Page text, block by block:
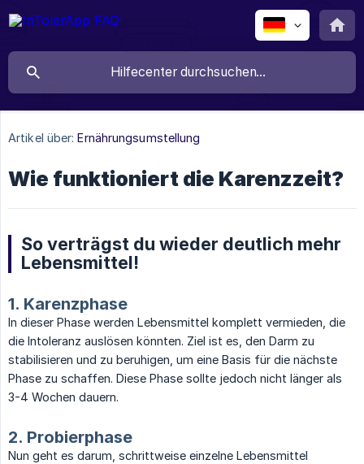
Artikel über: Ernährungsumstellung
Wie funktioniert die Karenzzeit?
So verträgst du wieder deutlich mehr
Lebensmittel!
1. Karenzphase
In dieser Phase werden Lebensmittel komplett vermieden, die
die Intoleranz auslösen könnten. Ziel ist es, den Darm zu
stabilisieren und zu beruhigen, um eine Basis für die nächste
Phase zu schaffen. Diese Phase sollte jedoch nicht länger als
3-4 Wochen dauern.
2. Probierphase
Nun geht es darum, schrittweise einzelne Lebensmittel